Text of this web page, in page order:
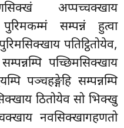
अप्पच्चक्खाय
सम्पन्नं हुत्वा
पतिट्ठितोयेव,
पच्छिमसिक्खाय
पञ्चहङ्गेहि सम्पन्नम्पि
ठितोयेव सो भिक्खु
नवसिक्खागहणतो